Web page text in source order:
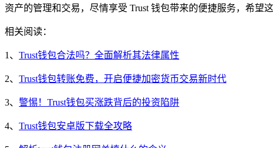
资产的管理和交易，尽情享受 Trust 钱包带来的便捷服务，希望
相关阅读：
1、 Trust钱包合法吗？全面解析其法律属性
2、 Trust钱包转账免费，开启便捷加密货币交易新时代
3、 警惕！Trust钱包买涨跌背后的投资陷阱
4、 Trust钱包安卓版下载全攻略